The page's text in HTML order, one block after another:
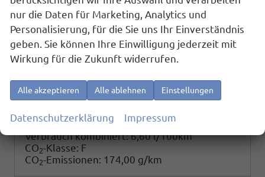
2.0 TDI 142kW 4x4 Selection DSG ABT AHK
sofort lieferbar Fahrzeug mit Tageszulassung
Fahrzeugnr. 23989 GetriebeAutomatik
KraftstoffDiesel AußenfarbeIce Tea Yellow Metallic
01.10.2025
incl. 19% MwSt.
Verbrauch kombiniert:6,60 l/100km
CO2-Klasse: F
CO2-Emissionen: 174,00 g/km
nur die Daten für Marketing, Analytics und
Personalisierung, für die Sie uns Ihr Einverständnis
geben. Sie können Ihre Einwilligung jederzeit mit
Wirkung für die Zukunft widerrufen.
Alle akzeptieren Alle ablehnen Einstellungen
Datenschutzerklärung Impressum